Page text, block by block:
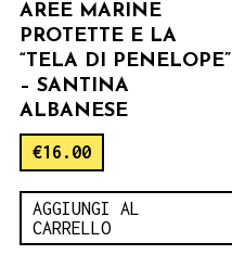
AREE MARINE
PROTETTE E LA
“TELA DI PENELOPE”
– SANTINA
ALBANESE
€16.00
AGGIUNGI AL
CARRELLO